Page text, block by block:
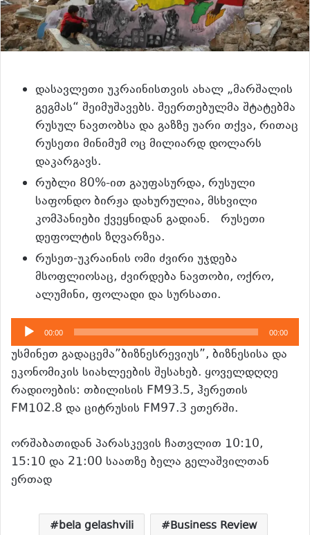
დასავლეთი უკრაინისთვის ახალ „მარშალის
გეგმას“ შეიმუშავებს. შეერთებულმა შტატებმა
რუსულ ნავთობსა და გაზზე უარი თქვა, რითაც
რუსეთი მინიმუმ ოც მილიარდ დოლარს
დაკარგავს.
რუბლი 80%-ით გაუფასურდა, რუსული
საფონდო ბირჟა დახურულია, მსხვილი
კომპანიები ქვეყნიდან გადიან. რუსეთი
დეფოლტის ზღვარზეა.
რუსეთ-უკრაინის ომი ძვირი უჯდება
მსოფლიოსაც, ძვირდება ნავთობი, ოქრო,
ალუმინი, ფოლადი და სურსათი.
აუდიო
დამკვრელი
00:00 00:00
უსმინეთ გადაცემა”ბიზნესრევიუს”, ბიზნესისა და
ეკონომიკის სიახლეების შესახებ. ყოველდღღე
რადიოების: თბილისის FM93.5, ჰერეთის
FM102.8 და ციტრუსის FM97.3 ეთერში.
ორშაბათიდან პარასკევის ჩათვლით 10:10,
15:10 და 21:00 საათზე ბელა გელაშვილთან
ერთად
bela gelashvili
Business Review